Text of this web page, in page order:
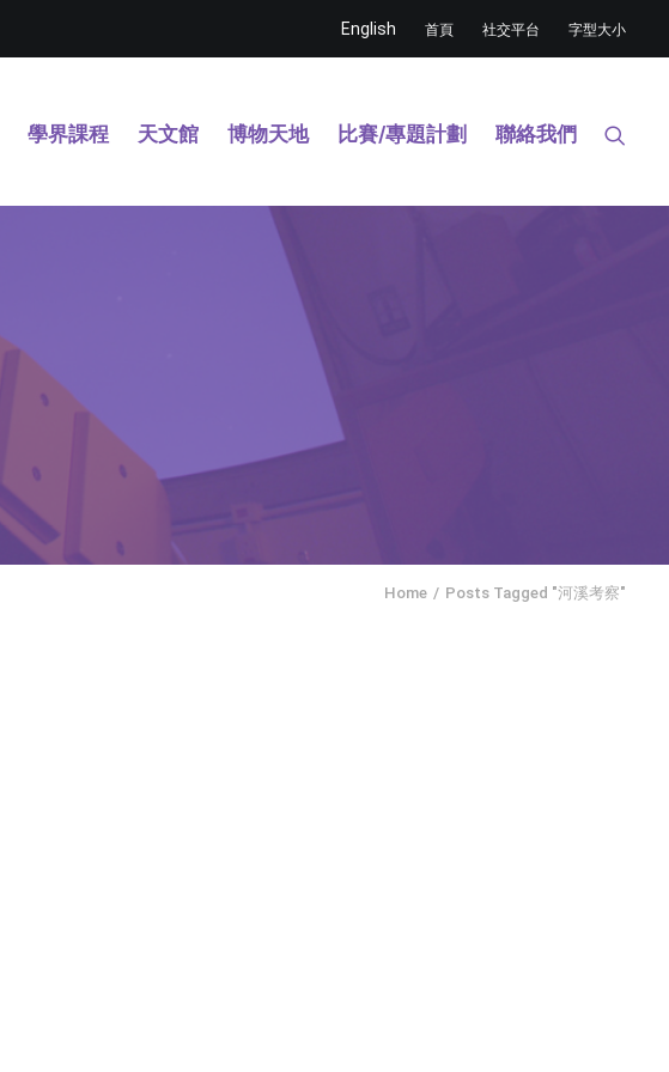
English 首頁 社交平台 字型大小
學界課程 天文館 博物天地 比賽/專題計劃 聯絡我們
Home Posts Tagged "河溪考察"